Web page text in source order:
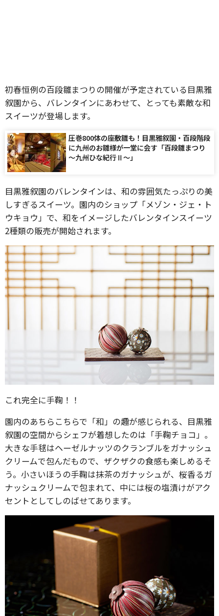
初春恒例の百段雛まつりの開催が予定されている目黒雅
叙園から、バレンタインにあわせて、とっても素敵な和
スイーツが登場します。
圧巻800体の座敷雛も！目黒雅叙園・百段階段
に九州のお雛様が一堂に会す「百段雛まつり
～九州ひな紀行Ⅱ～」
目黒雅叙園のバレンタインは、和の雰囲気たっぷりの美
しすぎるスイーツ。園内のショップ「メゾン・ジェ・ト
ウキョウ」で、和をイメージしたバレンタインスイーツ
2種類の販売が開始されます。
これ完全に手鞠！！
園内のあちらこちらで「和」の趣が感じられる、目黒雅
叙園の空間からシェフが着想したのは「手鞠チョコ」。
大きな手毬はヘーゼルナッツのクランブルをガナッシュ
クリームで包んだもので、ザクザクの食感も楽しめるそ
う。小さいほうの手鞠は抹茶のガナッシュが、桜香るガ
ナッシュクリームで包まれて、中には桜の塩漬けがアク
セントとしてしのばせてあります。